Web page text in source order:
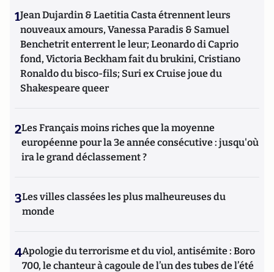
1Jean Dujardin & Laetitia Casta étrennent leurs
nouveaux amours, Vanessa Paradis & Samuel
Benchetrit enterrent le leur; Leonardo di Caprio
fond, Victoria Beckham fait du brukini, Cristiano
Ronaldo du bisco-fils; Suri ex Cruise joue du
Shakespeare queer
2Les Français moins riches que la moyenne
européenne pour la 3e année consécutive : jusqu'où
ira le grand déclassement ?
3Les villes classées les plus malheureuses du
monde
4Apologie du terrorisme et du viol, antisémite : Boro
700, le chanteur à cagoule de l’un des tubes de l’été